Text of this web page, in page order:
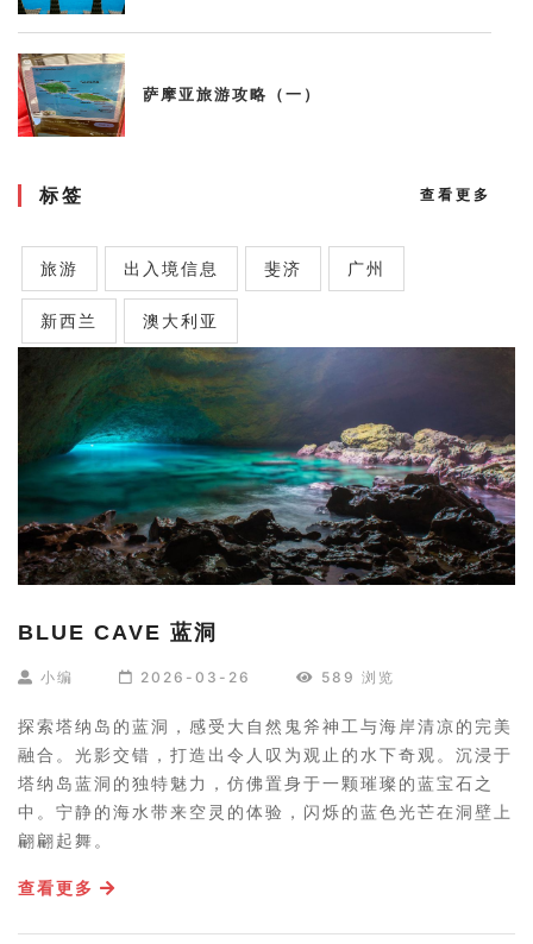
萨摩亚旅游攻略（一）
标签 查看更多
旅游 出入境信息 斐济 广州
新西兰 澳大利亚
BLUE CAVE 蓝洞
小编 2026-03-26 589 浏览
探索塔纳岛的蓝洞，感受大自然鬼斧神工与海岸清凉的完美
融合。光影交错，打造出令人叹为观止的水下奇观。沉浸于
塔纳岛蓝洞的独特魅力，仿佛置身于一颗璀璨的蓝宝石之
中。宁静的海水带来空灵的体验，闪烁的蓝色光芒在洞壁上
翩翩起舞。
查看更多